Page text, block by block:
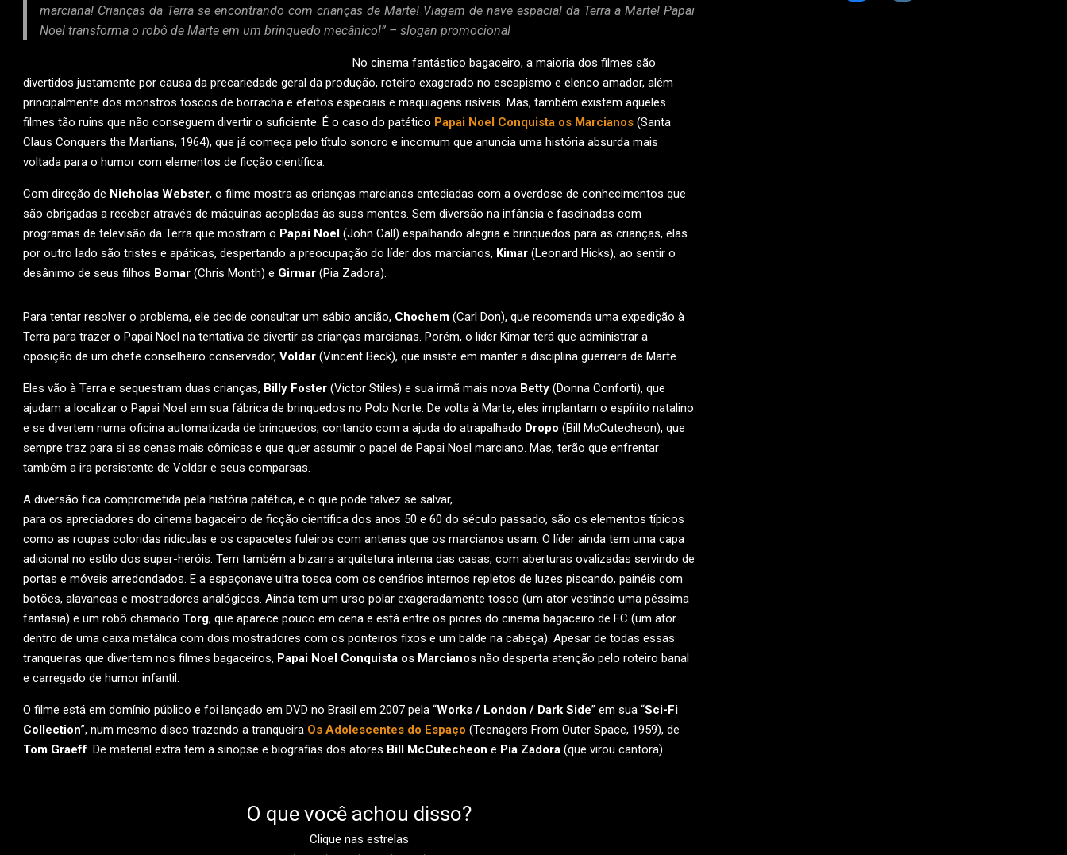
marciana! Crianças da Terra se encontrando com crianças de Marte! Viagem de nave espacial da Terra a Marte! Papai
Noel transforma o robô de Marte em um brinquedo mecânico!” – slogan promocional
No cinema fantástico bagaceiro, a maioria dos filmes são
divertidos justamente por causa da precariedade geral da produção, roteiro exagerado no escapismo e elenco amador, além
principalmente dos monstros toscos de borracha e efeitos especiais e maquiagens risíveis. Mas, também existem aqueles
filmes tão ruins que não conseguem divertir o suficiente. É o caso do patético Papai Noel Conquista os Marcianos (Santa
Claus Conquers the Martians, 1964), que já começa pelo título sonoro e incomum que anuncia uma história absurda mais
voltada para o humor com elementos de ficção científica.
Com direção de Nicholas Webster, o filme mostra as crianças marcianas entediadas com a overdose de conhecimentos que
são obrigadas a receber através de máquinas acopladas às suas mentes. Sem diversão na infância e fascinadas com
programas de televisão da Terra que mostram o Papai Noel (John Call) espalhando alegria e brinquedos para as crianças, elas
por outro lado são tristes e apáticas, despertando a preocupação do líder dos marcianos, Kimar (Leonard Hicks), ao sentir o
desânimo de seus filhos Bomar (Chris Month) e Girmar (Pia Zadora).
Para tentar resolver o problema, ele decide consultar um sábio ancião, Chochem (Carl Don), que recomenda uma expedição à
Terra para trazer o Papai Noel na tentativa de divertir as crianças marcianas. Porém, o líder Kimar terá que administrar a
oposição de um chefe conselheiro conservador, Voldar (Vincent Beck), que insiste em manter a disciplina guerreira de Marte.
Eles vão à Terra e sequestram duas crianças, Billy Foster (Victor Stiles) e sua irmã mais nova Betty (Donna Conforti), que
ajudam a localizar o Papai Noel em sua fábrica de brinquedos no Polo Norte. De volta à Marte, eles implantam o espírito natalino
e se divertem numa oficina automatizada de brinquedos, contando com a ajuda do atrapalhado Dropo (Bill McCutecheon), que
sempre traz para si as cenas mais cômicas e que quer assumir o papel de Papai Noel marciano. Mas, terão que enfrentar
também a ira persistente de Voldar e seus comparsas.
A diversão fica comprometida pela história patética, e o que pode talvez se salvar,
para os apreciadores do cinema bagaceiro de ficção científica dos anos 50 e 60 do século passado, são os elementos típicos
como as roupas coloridas ridículas e os capacetes fuleiros com antenas que os marcianos usam. O líder ainda tem uma capa
adicional no estilo dos super-heróis. Tem também a bizarra arquitetura interna das casas, com aberturas ovalizadas servindo de
portas e móveis arredondados. E a espaçonave ultra tosca com os cenários internos repletos de luzes piscando, painéis com
botões, alavancas e mostradores analógicos. Ainda tem um urso polar exageradamente tosco (um ator vestindo uma péssima
fantasia) e um robô chamado Torg, que aparece pouco em cena e está entre os piores do cinema bagaceiro de FC (um ator
dentro de uma caixa metálica com dois mostradores com os ponteiros fixos e um balde na cabeça). Apesar de todas essas
tranqueiras que divertem nos filmes bagaceiros, Papai Noel Conquista os Marcianos não desperta atenção pelo roteiro banal
e carregado de humor infantil.
O filme está em domínio público e foi lançado em DVD no Brasil em 2007 pela “Works / London / Dark Side” em sua “Sci-Fi
Collection”, num mesmo disco trazendo a tranqueira Os Adolescentes do Espaço (Teenagers From Outer Space, 1959), de
Tom Graeff. De material extra tem a sinopse e biografias dos atores Bill McCutecheon e Pia Zadora (que virou cantora).
O que você achou disso?
Clique nas estrelas